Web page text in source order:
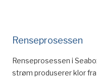
Renseprosessen
Renseprosessen i
strøm produserer klor